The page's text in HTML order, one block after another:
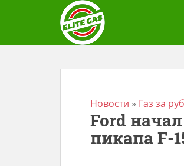
Новости » Газ за
Ford
пикапа F-